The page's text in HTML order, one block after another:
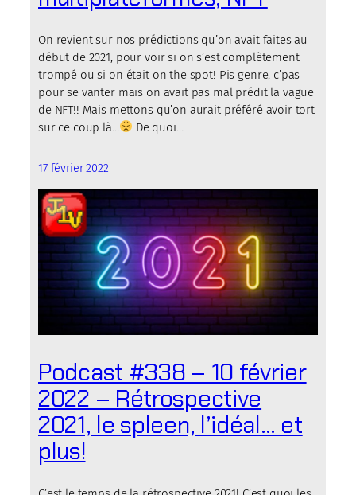
On revient sur nos prédictions qu’on avait faites au
début de 2021, pour voir si on s’est complètement
trompé ou si on était on the spot! Pis genre, c’pas
pour se vanter mais on avait pas mal prédit la vague
de NFT!! Mais mettons qu’on aurait préféré avoir tort
sur ce coup là…
De quoi…
17 février 2022
Podcast #338 – 10 février
2022 – Rétrospective
2021, le spleen, l’idéal… et
plus!